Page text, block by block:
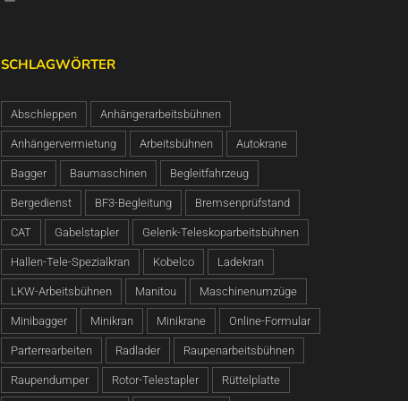
SCHLAGWÖRTER
Abschleppen Anhängerarbeitsbühnen
Anhängervermietung Arbeitsbühnen Autokrane
Bagger Baumaschinen Begleitfahrzeug
Bergedienst BF3-Begleitung Bremsenprüfstand
CAT Gabelstapler Gelenk-Teleskoparbeitsbühnen
Hallen-Tele-Spezialkran Kobelco Ladekran
LKW-Arbeitsbühnen Manitou Maschinenumzüge
Minibagger Minikran Minikrane Online-Formular
Parterrearbeiten Radlader Raupenarbeitsbühnen
Raupendumper Rotor-Telestapler Rüttelplatte